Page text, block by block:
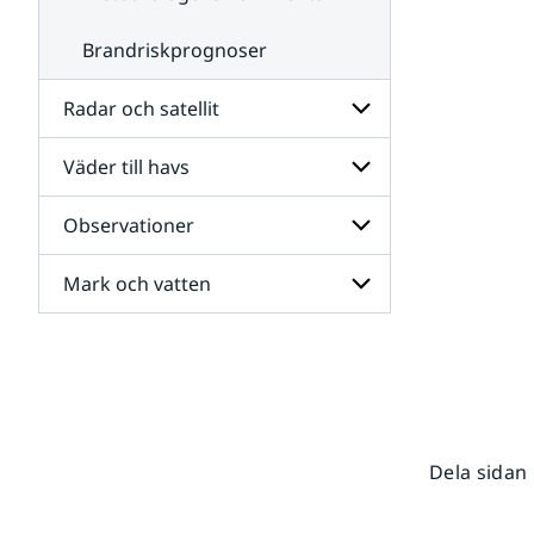
Brandriskprognoser
Radar och satellit
Undersidor
för
Radar
och
satellit
Väder till havs
Undersidor
för
Väder
till
havs
Observationer
Undersidor
för
Mark och vatten
Dela sidan